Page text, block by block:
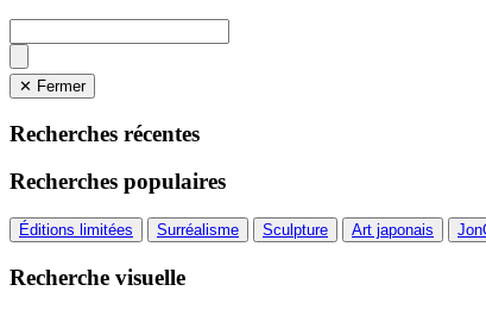
✕ Fermer
Recherches récentes
Recherches populaires
Éditions limitées Surréalisme Sculpture Art japonais
Recherche visuelle